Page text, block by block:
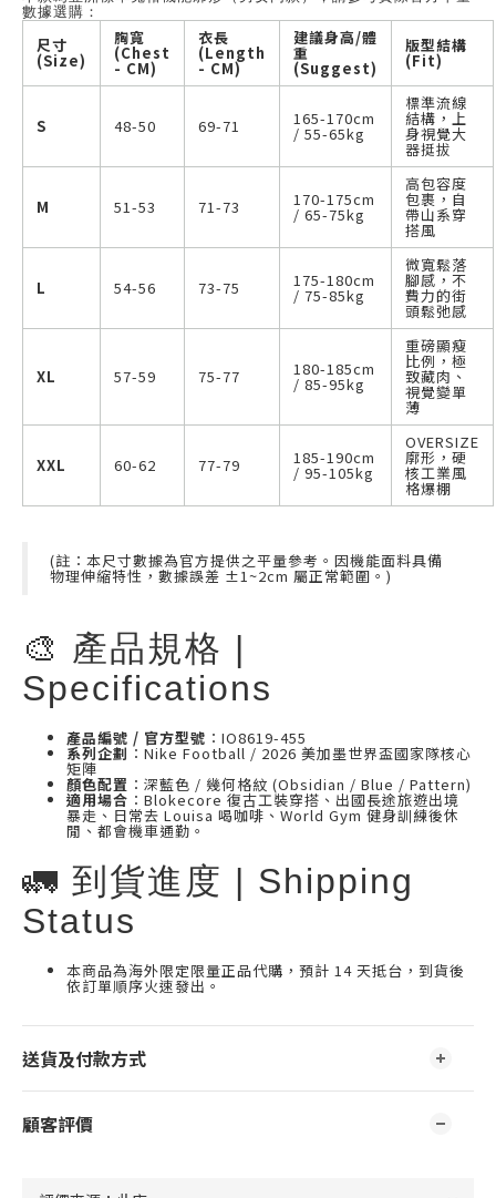
數據選購：
尺寸
(Size)
胸寬
(Chest
- CM)
衣長
(Length
- CM)
建議身高/體
重
(Suggest)
版型結構
(Fit)
S 48-50 69-71 165-170cm
/ 55-65kg
標準流線
結構，上
身視覺大
器挺拔
M 51-53 71-73 170-175cm
/ 65-75kg
高包容度
包裹，自
帶山系穿
搭風
L 54-56 73-75 175-180cm
/ 75-85kg
微寬鬆落
腳感，不
費力的街
頭鬆弛感
XL 57-59 75-77 180-185cm
/ 85-95kg
重磅顯瘦
比例，極
致藏肉、
視覺變單
薄
XXL 60-62 77-79 185-190cm
/ 95-105kg
OVERSIZE
廓形，硬
核工業風
格爆棚
(註：本尺寸數據為官方提供之平量參考。因機能面料具備
物理伸縮特性，數據誤差 ±1~2cm 屬正常範圍。)
🎨 產品規格 |
Specifications
產品編號 / 官方型號 ：IO8619-455
系列企劃 ：Nike Football / 2026 美加墨世界盃國家隊核心
矩陣
顏色配置 ：深藍色 / 幾何格紋 (Obsidian / Blue / Pattern)
適用場合 ：Blokecore 復古工裝穿搭、出國長途旅遊出境
暴走、日常去 Louisa 喝咖啡、World Gym 健身訓練後休
閒、都會機車通勤。
🚛 到貨進度 | Shipping
Status
本商品為海外限定限量正品代購，預計 14 天抵台，到貨後
依訂單順序火速發出。
送貨及付款方式
顧客評價